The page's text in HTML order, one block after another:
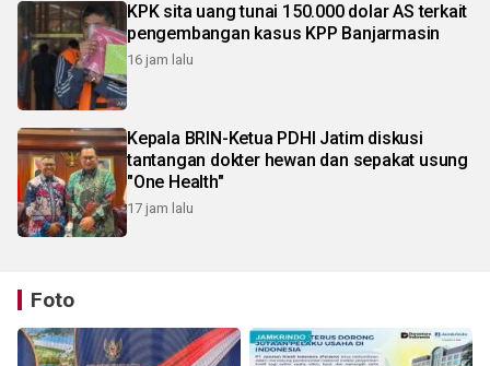
KPK sita uang tunai 150.000 dolar AS terkait
pengembangan kasus KPP Banjarmasin
16 jam lalu
Kepala BRIN-Ketua PDHI Jatim diskusi
tantangan dokter hewan dan sepakat usung
"One Health"
17 jam lalu
Foto